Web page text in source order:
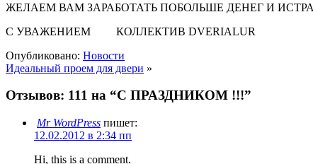
ЖЕЛАЕМ ВАМ ЗАРАБОТАТЬ ПОБОЛЬШЕ ДЕНЕГ И
С УВАЖЕНИЕМ КОЛЛЕКТИВ DVERIALUR
Опубликовано: Новости
Идеальный проем для двери »
Отзывов: 111 на “С ПРАЗДНИКОМ !!!”
Mr WordPress пишет:
12.02.2012 в 2:34 пп
Hi, this is a comment.